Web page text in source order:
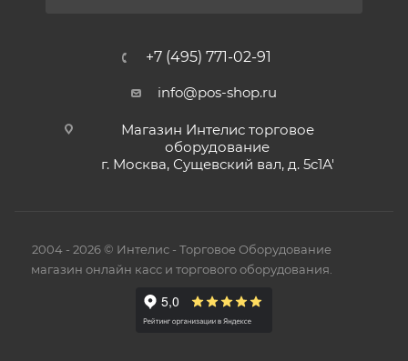
+7 (495) 771-02-91
info@pos-shop.ru
Магазин Интелис торговое
оборудование
г. Москва, Сущевский вал, д. 5с1А'
2004 - 2026 © Интелис - Торговое Оборудование
магазин онлайн касс и торгового оборудования.